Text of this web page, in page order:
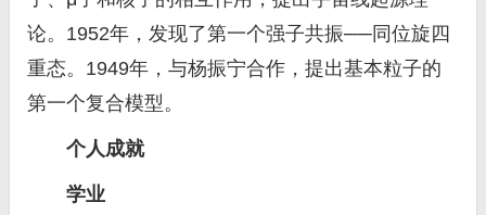
论。1952年，发现了第一个强子共振──同位旋四
重态。1949年，与杨振宁合作，提出基本粒子的
第一个复合模型。
个人成就
学业